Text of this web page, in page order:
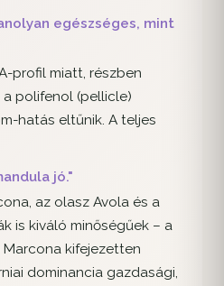
egészséges, mint
profil miatt, részben
polifenol (pellicle)
hatás eltűnik. A teljes
jó."
az olasz Avola és a
is kiváló minőségűek – a
kifejezetten
dominancia gazdasági,